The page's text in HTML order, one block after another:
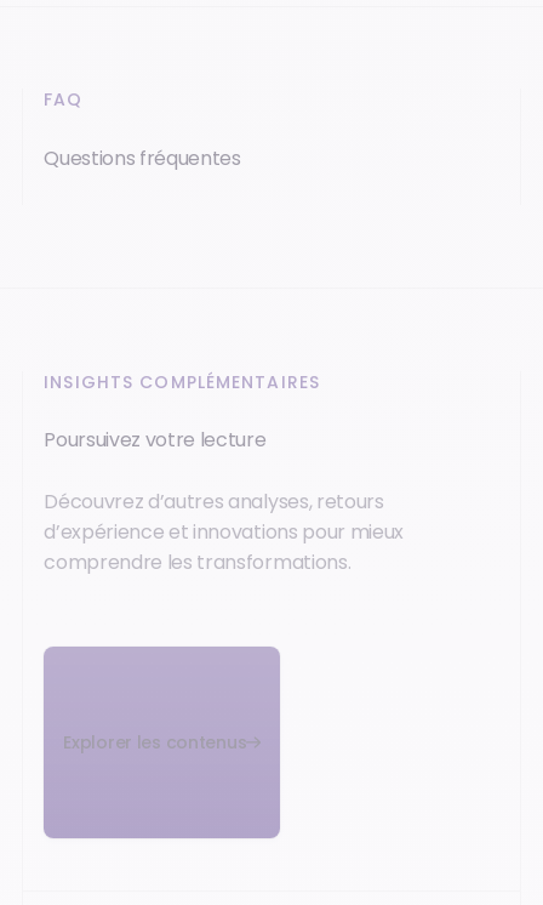
FAQ
Questions fréquentes
INSIGHTS COMPLÉMENTAIRES
Poursuivez votre lecture
Découvrez d’autres analyses, retours
d’expérience et innovations pour mieux
comprendre les transformations.
Explorer les contenus